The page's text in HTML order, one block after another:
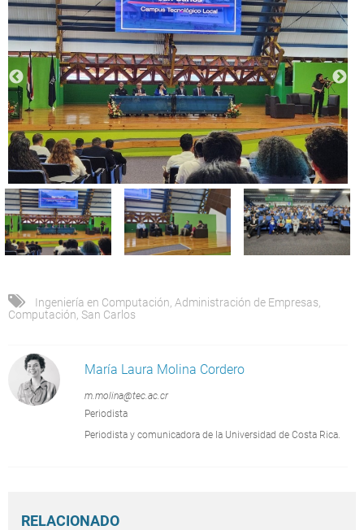
Ingeniería en Computación Administración de Empresas
Computación San Carlos
María Laura Molina Cordero
m.molina@tec.ac.cr
Periodista
Periodista y comunicadora de la Universidad de Costa Rica.
RELACIONADO